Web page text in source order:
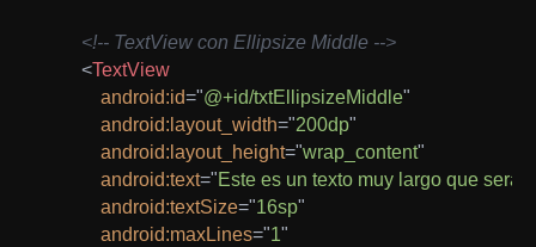
<!-- TextView con Ellipsize Middle -->
<TextView
android:id="@+id/txtEllipsizeMiddle"
android: layout_width="200dp"
android: layout_height="wrap_content"
android:text="Este es un texto muy largo que será
android:textSize="16sp"
android:maxLines="1"